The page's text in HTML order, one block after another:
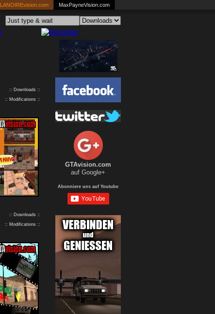
LANOIREvision.com MaxPayneVision.com
:: Downloads ::
:: Modifications ::
:: Downloads ::
:: Modifications ::
GTAvision.com
auf Google+
Abonniere uns auf Youtube